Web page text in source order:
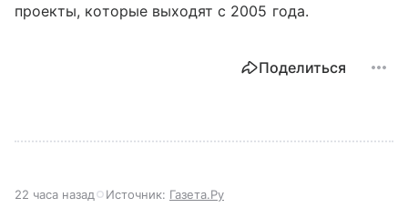
проекты, которые выходят с 2005 года.
Поделиться
22 часа назад Источник: Газета.Ру